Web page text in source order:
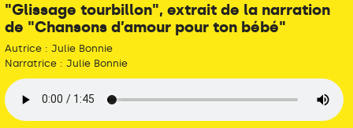
"Glissage tourbillon", extrait de la narration
de "Chansons d’amour pour ton bébé"
Autrice : Julie Bonnie
Narratrice : Julie Bonnie